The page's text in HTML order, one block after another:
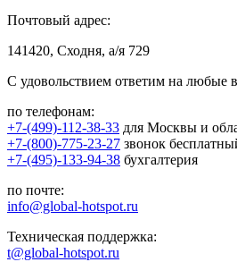
Почтовый адрес:
141420, Сходня, а/я 729
С удовольствием ответим на любые
по телефонам:
+7-(499)-112-38-33 для Москвы и
+7-(800)-775-23-27 звонок
+7-(495)-133-94-38 бухгалтерия
по почте:
info@global-hotspot.ru
Техническая поддержка:
t@global-hotspot.ru